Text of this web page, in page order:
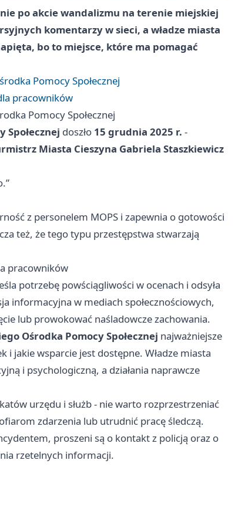
po akcie wandalizmu na terenie miejskiej
komentarzy w sieci, a władze miasta
bo to miejsce, które ma pomagać
Pomocy Społecznej
pracowników
Pomocy Społecznej
Społecznej doszło 15 grudnia 2025 r. -
Miasta Cieszyna Gabriela Staszkiewicz
z personelem MOPS i zapewnia o gotowości
też, że tego typu przestępstwa stwarzają
pracowników
potrzebę powściągliwości w ocenach i odsyła
informacyjna w mediach społecznościowych,
lub prowokować naśladowcze zachowania.
Ośrodka Pomocy Społecznej najważniejsze
jakie wsparcie jest dostępne. Władze miasta
i psychologiczną, a działania naprawcze
urzędu i służb - nie warto rozprzestrzeniać
zdarzenia lub utrudnić pracę śledczą.
proszeni są o kontakt z policją oraz o
rzetelnych informacji.